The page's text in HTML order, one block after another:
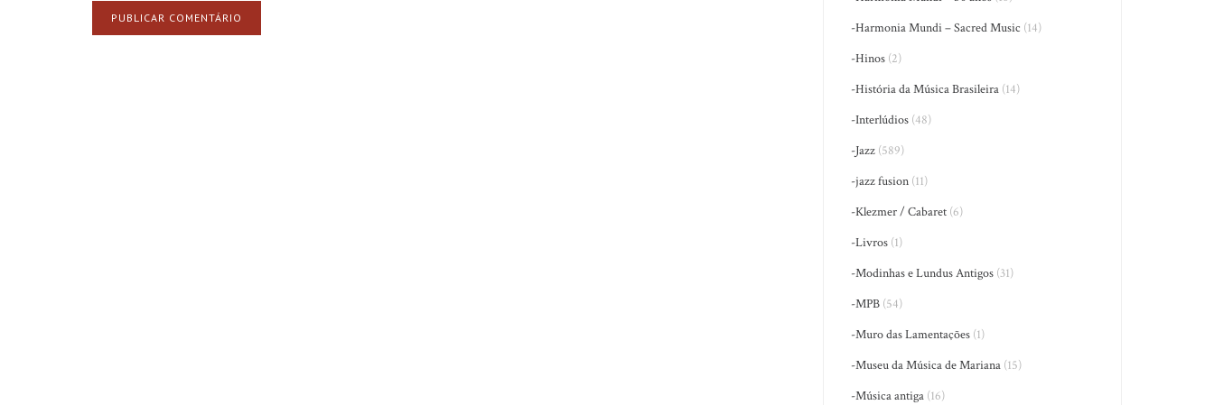
-Harmonia Mundi – Sacred Music (14)
-Hinos (2)
-História da Música Brasileira (14)
-Interlúdios (48)
-Jazz (589)
-jazz fusion (11)
-Klezmer / Cabaret (6)
-Livros (1)
-Modinhas e Lundus Antigos (31)
-MPB (54)
-Muro das Lamentações (1)
-Museu da Música de Mariana (15)
-Música antiga (16)